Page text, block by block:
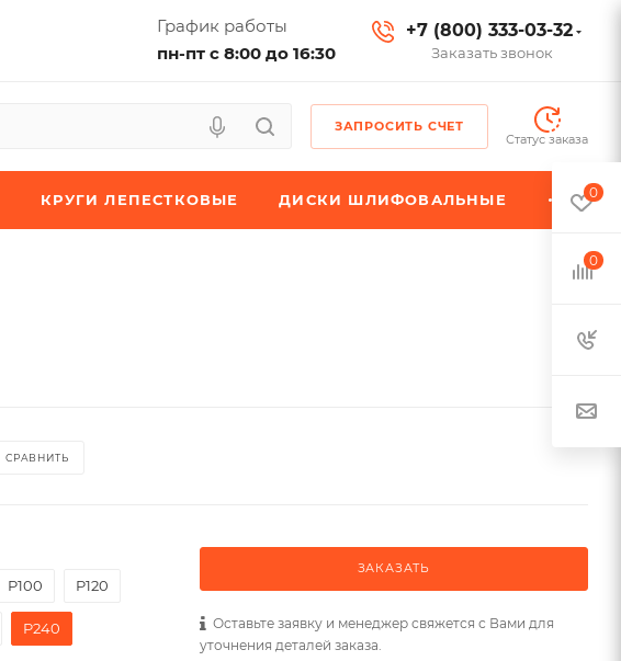
График работы
пн-пт с 8:00 до 16:30
+7 (800) 333-03-32
Заказать звонок
ЗАПРОСИТЬ СЧЕТ
Статус заказа
КРУГИ ЛЕПЕСТКОВЫЕ ДИСКИ ШЛИФОВАЛЬНЫЕ
СРАВНИТЬ
P100 P120
P240
ЗАКАЗАТЬ
Оставьте заявку и менеджер свяжется с Вами для
уточнения деталей заказа.
0
0